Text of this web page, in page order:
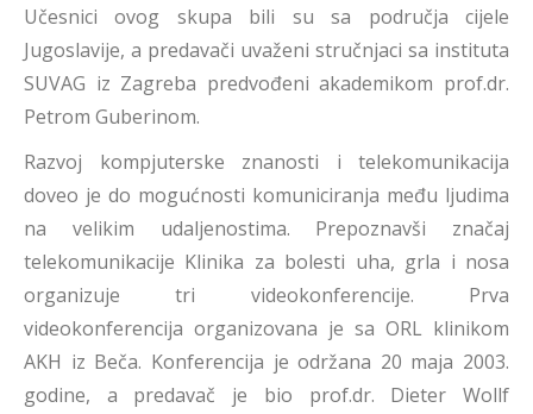
Učesnici ovog skupa bili su sa područja cijele
Jugoslavije, a predavači uvaženi stručnjaci sa instituta
SUVAG iz Zagreba predvođeni akademikom prof.dr.
Petrom Guberinom.
Razvoj kompjuterske znanosti i telekomunikacija
doveo je do mogućnosti komuniciranja među ljudima
na velikim udaljenostima. Prepoznavši značaj
telekomunikacije Klinika za bolesti uha, grla i nosa
organizuje tri videokonferencije. Prva
videokonferencija organizovana je sa ORL klinikom
AKH iz Beča. Konferencija je održana 20 maja 2003.
godine, a predavač je bio prof.dr. Dieter Wollf